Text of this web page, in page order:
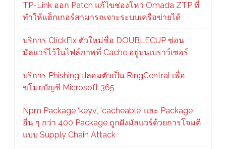
TP-Link ออก Patch แก้ไขช่องโหว่ Omada ZTP ที่
ทำให้แฮ็กเกอร์สามารถเจาะระบบเครือข่ายได้
บริการ ClickFix ตัวใหม่ชื่อ DOUBLECUP ซ่อน
มัลแวร์ไว้ในไฟล์ภาพที่ Cache อยู่บนเบราว์เซอร์
บริการ Phishing ปลอมตัวเป็น RingCentral เพื่อ
ขโมยบัญชี Microsoft 365
Npm Package ‘keyv’, ‘cacheable’ และ Package
อื่น ๆ กว่า 400 Package ถูกฝังมัลแวร์ด้วยการโจมตี
แบบ Supply Chain Attack